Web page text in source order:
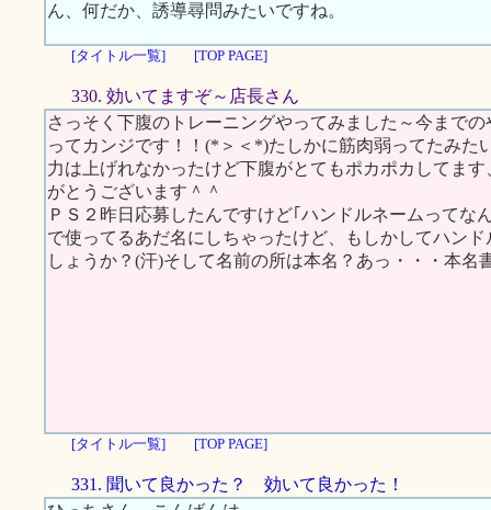
ん、何だか、誘導尋問みたいですね。
[タイトル一覧] [TOP PAGE]
330. 効いてますぞ～店長さん
さっそく下腹のトレーニングやってみました～今まで
ってカンジです！！(*＞＜*)たしかに筋肉弱ってたみた
力は上げれなかったけど下腹がとてもポカポカしてま
がとうございます＾＾
ＰＳ２昨日応募したんですけど｢ハンドルネームってな
で使ってるあだ名にしちゃったけど、もしかしてハン
しょうか？(汗)そして名前の所は本名？あっ・・・本
[タイトル一覧] [TOP PAGE]
331. 聞いて良かった？ 効いて良かった！